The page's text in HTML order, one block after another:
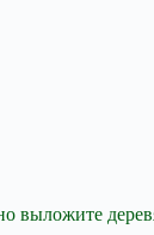
выложите